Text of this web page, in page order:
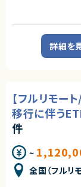
・チームや関係者と
・品質向上に責任
契約形態
株式会社LASSIC
エージェントから
◎基本リモート環境
できます！
◎100名規模の大型
深められます！
◎要件整理から設計
BtoB向けSaaSプロ
少人数チームで事
■プロダクトやサー
・AI活用の業務効率
・新規サービス開発
■業務内容
・担当プロダクトの
・開発からリリース
・ユーザーインタビ
・仮説立案、検証、
・KPI設計、ロードマ
詳細を
【フルリモー
移行に伴う
件
~
全国（フルリ